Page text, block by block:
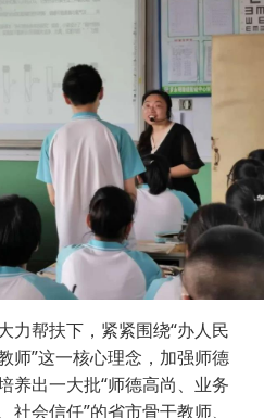
力帮扶下，紧紧围绕“办人民
师”这一核心理念，加强师德
养出一大批“师德高尚、业务
社会信任”的省市骨干教师、